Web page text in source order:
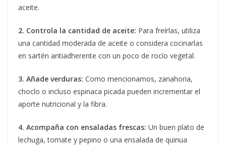
aceite.
2. Controla la cantidad de aceite: Para freírlas, utiliza
una cantidad moderada de aceite o considera cocinarlas
en sartén antiadherente con un poco de rocío vegetal.
3. Añade verduras: Como mencionamos, zanahoria,
choclo o incluso espinaca picada pueden incrementar el
aporte nutricional y la fibra.
4. Acompaña con ensaladas frescas: Un buen plato de
lechuga, tomate y pepino o una ensalada de quinua